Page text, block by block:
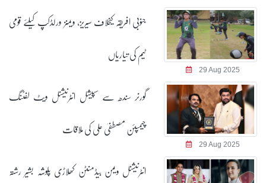
29 Aug 2025
جنوبی افریقہ کیخلاف سیریز، ویمنز ورلڈکپ کیلئے قومی
ٹیم کی تیاریاں
29 Aug 2025
گورنر سندھ سے سپیشل انٹرنیشنل ویٹ لفٹنگ
چیمپئن مصطفیٰ علی کی ملاقات
انٹرنیشنل ویمن بیڈمنٹن کھلاڑی پلوشہ بشیر رشتہ